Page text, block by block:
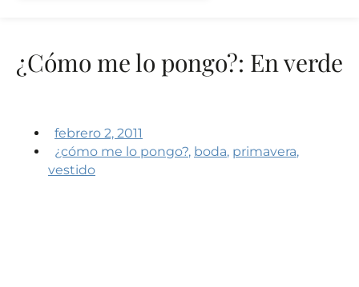
¿Cómo me lo pongo?: En verde
febrero 2, 2011
¿cómo me lo pongo?, boda, primavera,
vestido